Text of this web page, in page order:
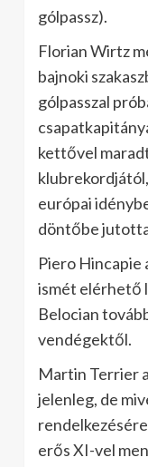
gólpassz).
Florian Wirtz
bajnoki
gólpasszal
kettővel
európai
döntőbe
Piero
ismét elérhető
Belocian
vendégektől.
Martin Terrier
jelenleg, de
erős XI-vel